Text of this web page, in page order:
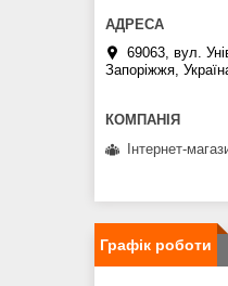
69063, вул.
Запоріжжя,
Інтернет-
Графік роботи